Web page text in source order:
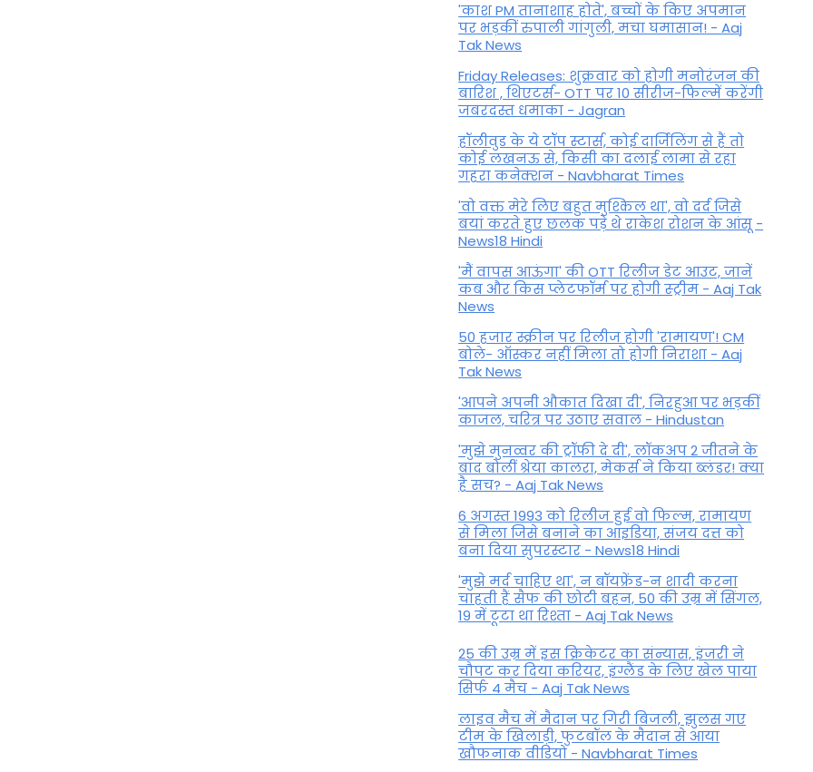
'काश PM तानाशाह होते', बच्चों के किए अपमान
पर भड़कीं रुपाली गांगुली, मचा घमासान! - Aaj
Tak News
Friday Releases: शुक्रवार को होगी मनोरंजन की
बारिश , थिएटर्स- OTT पर 10 सीरीज-फिल्में करेंगी
जबरदस्त धमाका - Jagran
हॉलीवुड के ये टॉप स्टार्स, कोई दार्जिलिंग से हैं तो
कोई लखनऊ से, किसी का दलाई लामा से रहा
गहरा कनेक्शन - Navbharat Times
'वो वक्त मेरे लिए बहुत मुश्किल था', वो दर्द जिसे
बयां करते हुए छलक पड़े थे राकेश रोशन के आंसू -
News18 Hindi
'मैं वापस आऊंगा' की OTT रिलीज डेट आउट, जानें
कब और किस प्लेटफॉर्म पर होगी स्ट्रीम - Aaj Tak
News
50 हजार स्क्रीन पर रिलीज होगी 'रामायण'! CM
बोले- ऑस्कर नहीं मिला तो होगी निराशा - Aaj
Tak News
'आपने अपनी औकात दिखा दी', निरहुआ पर भड़कीं
काजल, चरित्र पर उठाए सवाल - Hindustan
'मुझे मुनव्वर की ट्रॉफी दे दी', लॉकअप 2 जीतने के
बाद बोलीं श्रेया कालरा, मेकर्स ने किया ब्लंडर! क्या
है सच? - Aaj Tak News
6 अगस्त 1993 को रिलीज हुई वो फिल्म, रामायण
से मिला जिसे बनाने का आइडिया, संजय दत्त को
बना दिया सुपरस्टार - News18 Hindi
'मुझे मर्द चाहिए था', न बॉयफ्रेंड-न शादी करना
चाहती हैं सैफ की छोटी बहन, 50 की उम्र में सिंगल,
19 में टूटा था रिश्ता - Aaj Tak News
25 की उम्र में इस क्रिकेटर का संन्यास, इंजरी ने
चौपट कर दिया करियर, इंग्लैंड के लिए खेल पाया
सिर्फ 4 मैच - Aaj Tak News
लाइव मैच में मैदान पर गिरी बिजली, झुलस गए
टीम के खिलाड़ी, फुटबॉल के मैदान से आया
खौफनाक वीडियो - Navbharat Times